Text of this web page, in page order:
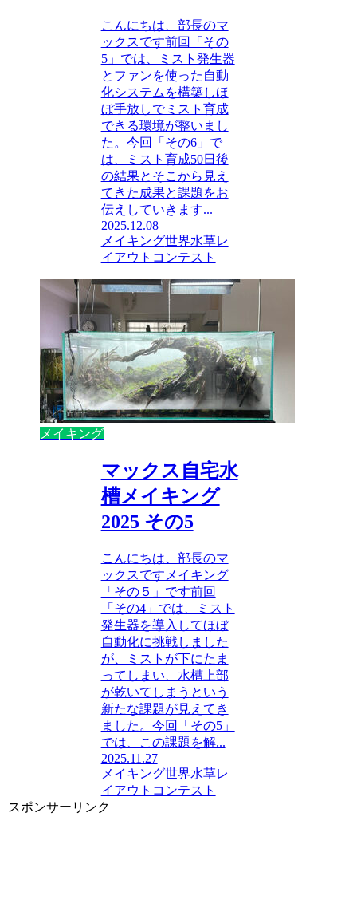
こんにちは、部長のマ
ックスです前回「その
5」では、ミスト発生器
とファンを使った自動
化システムを構築しほ
ぼ手放しでミスト育成
できる環境が整いまし
た。今回「その6」で
は、ミスト育成50日後
の結果とそこから見え
てきた成果と課題をお
伝えしていきます...
2025.12.08
メイキング世界水草レ
イアウトコンテスト
メイキング
マックス自宅水
槽メイキング
2025 その5
こんにちは、部長のマ
ックスですメイキング
「その５」です前回
「その4」では、ミスト
発生器を導入してほぼ
自動化に挑戦しました
が、ミストが下にたま
ってしまい、水槽上部
が乾いてしまうという
新たな課題が見えてき
ました。今回「その5」
では、この課題を解...
2025.11.27
メイキング世界水草レ
イアウトコンテスト
スポンサーリンク